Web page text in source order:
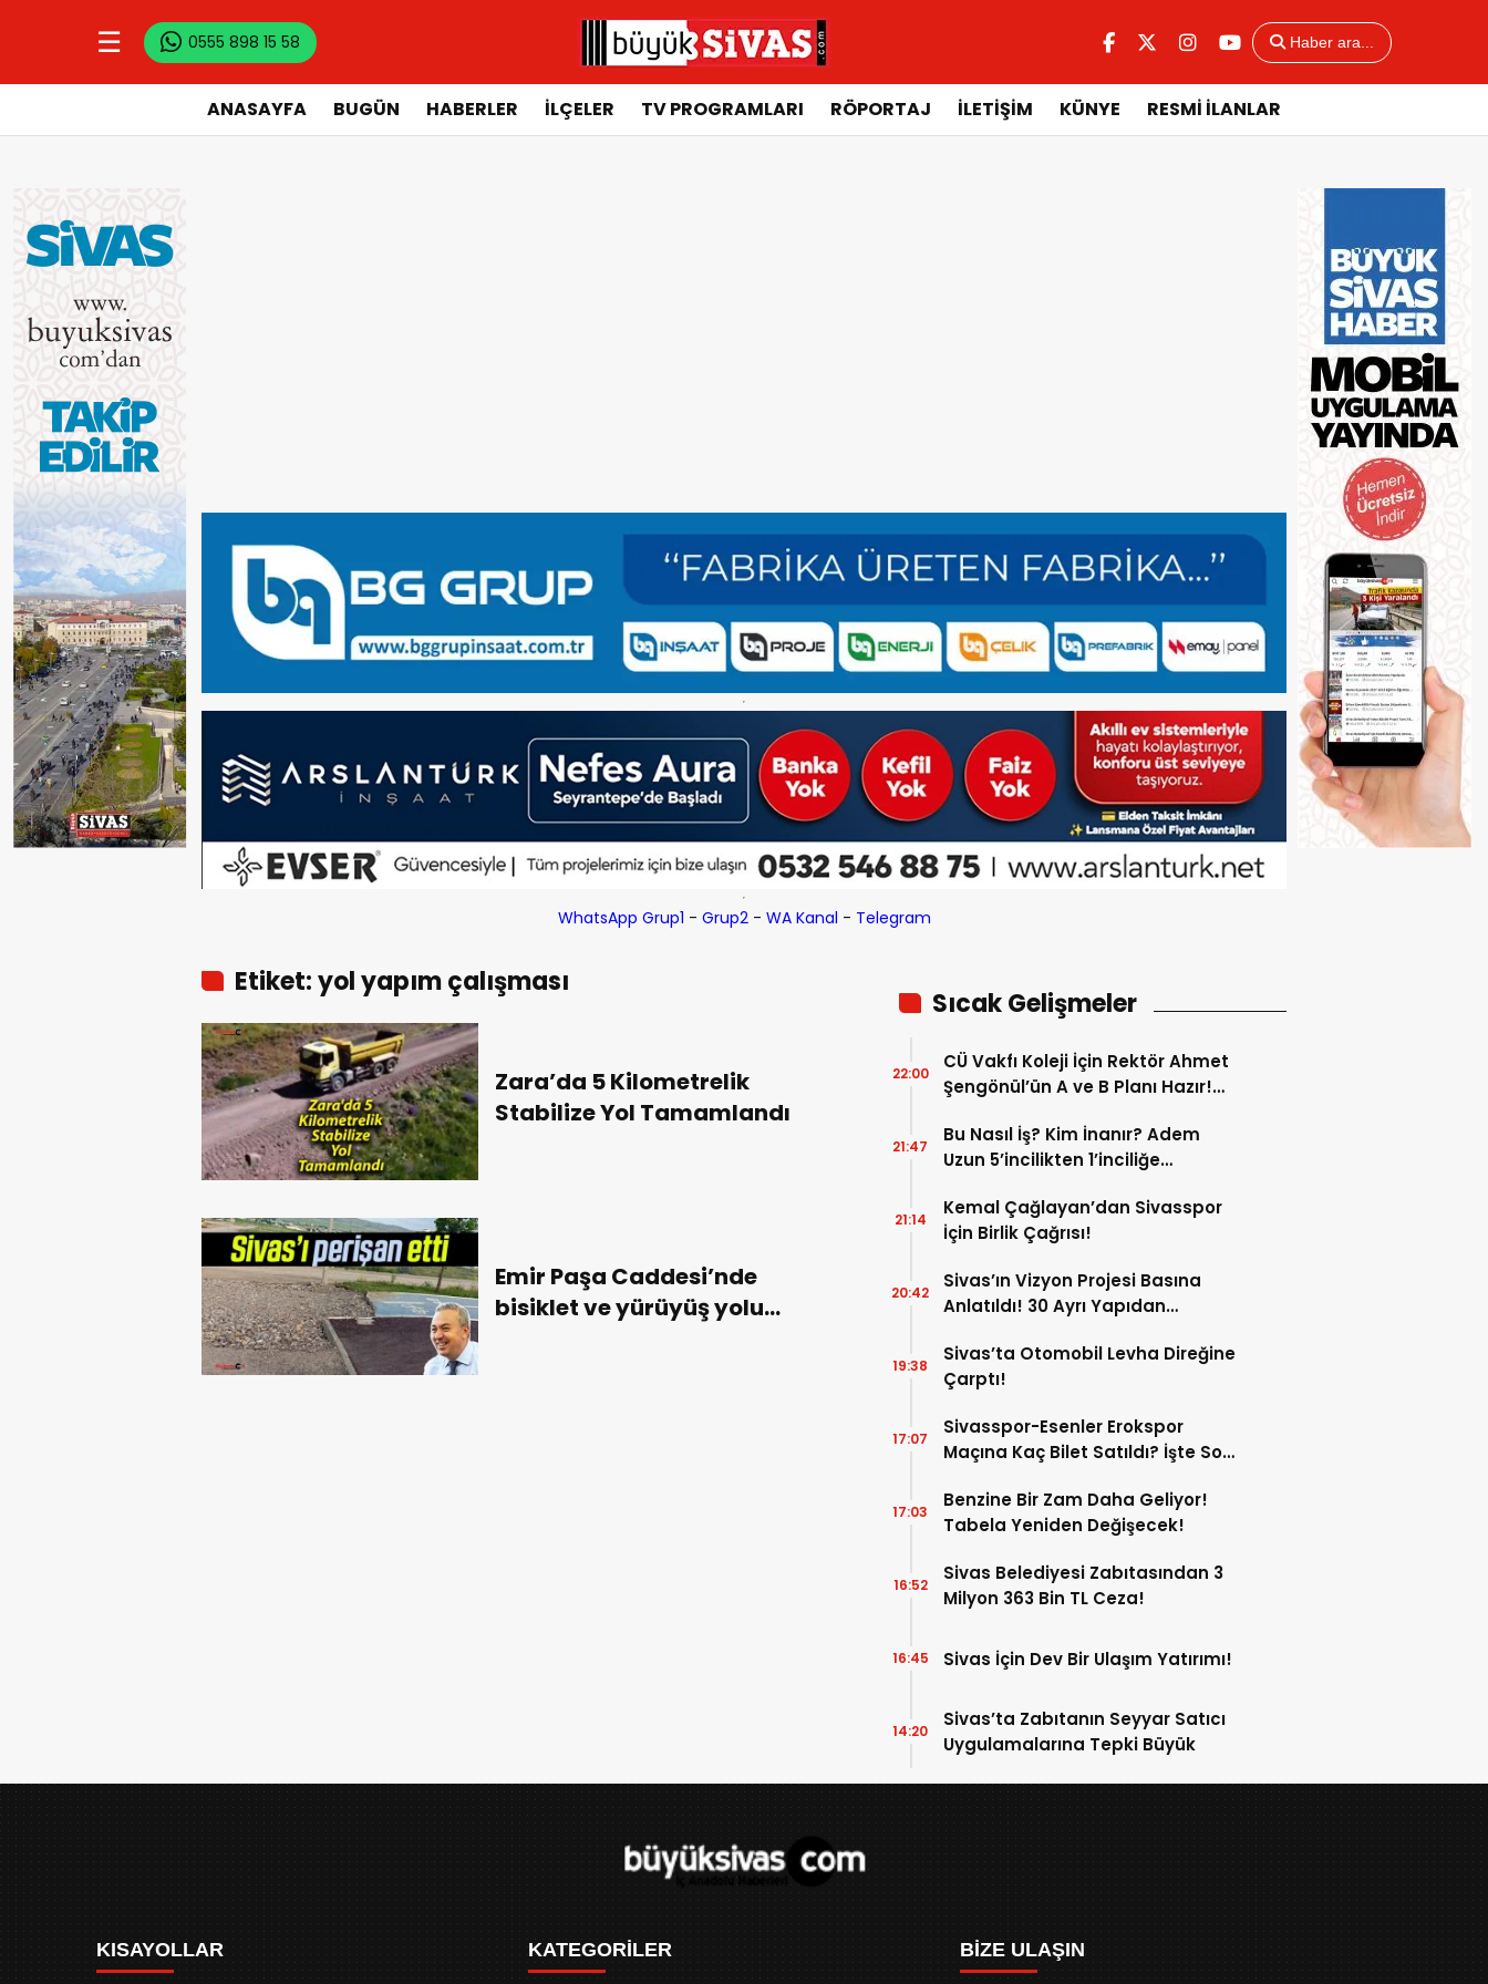
☰ 0555 898 15 58 Haber ara...
ANASAYFA BUGÜN HABERLER İLÇELER TV PROGRAMLARI RÖPORTAJ İLETİŞİM KÜNYE RESMİ İLANLAR
WhatsApp Grup1 - Grup2- WA Kanal - Telegram
Etiket: yol yapım çalışması
Zara’da 5 Kilometrelik
Stabilize Yol Tamamlandı
Emir Paşa Caddesi’nde
bisiklet ve yürüyüş yolu
Sıcak Gelişmeler
CÜ Vakfı Koleji İçin Rektör Ahmet
Şengönül’ün A ve B Planı Hazır!
Çözmek!
22:00
Bu Nasıl İş? Kim İnanır? Adem
Uzun 5’incilikten 1’inciliğe
21:47
Kemal Çağlayan’dan Sivasspor
İçin Birlik Çağrısı!
21:14
Sivas’ın Vizyon Projesi Basına
Anlatıldı! 30 Ayrı Yapıdan
20:42
Sivas’ta Otomobil Levha Direğine
Çarptı!
19:38
Sivasspor-Esenler Erokspor
Maçına Kaç Bilet Satıldı? İşte Son
17:07
Benzine Bir Zam Daha Geliyor!
Tabela Yeniden Değişecek!
17:03
Sivas Belediyesi Zabıtasından 3
Milyon 363 Bin TL Ceza!
16:52
Sivas İçin Dev Bir Ulaşım Yatırımı!
16:45
Sivas’ta Zabıtanın Seyyar Satıcı
Uygulamalarına Tepki Büyük
14:20
KISAYOLLAR KATEGORİLER BİZE ULAŞIN